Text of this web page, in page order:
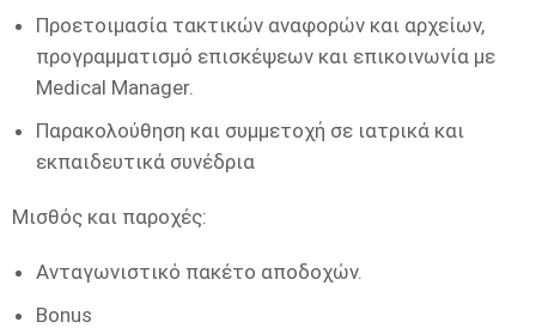
Προετοιμασία τακτικών αναφορών και αρχείων,
προγραμματισμό επισκέψεων και επικοινωνία με
Medical Manager.
Παρακολούθηση και συμμετοχή σε ιατρικά και
εκπαιδευτικά συνέδρια
Μισθός και παροχές:
Ανταγωνιστικό πακέτο αποδοχών.
Bonus